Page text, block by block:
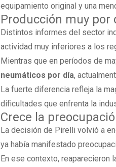
equipamiento original y una
Producción muy por
Distintos informes del sector
actividad muy inferiores a los
Mientras que en períodos de
neumáticos por día,
La fuerte diferencia refleja la
dificultades que enfrenta la
Crece la
La decisión de Pirelli volvió a
ya había manifestado
En ese contexto, reaparecieron